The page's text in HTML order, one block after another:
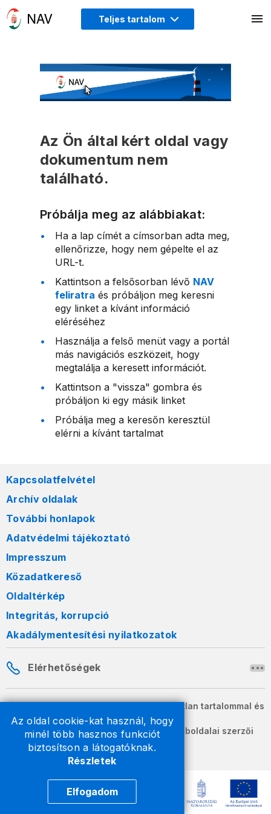
Az oldal cookie-kat használ, hogy
minél több hasznos funkciót
biztosítson a látogatóknak.
Részletek
Elfogadom
Teljes tartalom
Az Ön által kért oldal vagy
dokumentum nem
található.
Próbálja meg az alábbiakat:
Ha a lap címét a címsorban adta meg,
ellenőrizze, hogy nem gépelte el az
URL-t.
Kattintson a felsősorban lévő NAV
feliratra és próbáljon meg keresni
egy linket a kívánt információ
eléréséhez
Használja a felső menüt vagy a portál
más navigációs eszközeit, hogy
megtalálja a keresett információt.
Kattintson a "vissza" gombra és
próbáljon ki egy másik linket
Próbálja meg a keresőn keresztül
elérni a kívánt tartalmat
Kapcsolatfelvétel
Archív oldalak
További honlapok
Adatvédelmi tájékoztató
Impresszum
Közadatkereső
Oldaltérkép
Integritás, korrupció
Akadálymentesítési nyilatkozatok
Elérhetőségek
A honlapon szereplő információk változatlan tartalommal és
formában szabadon terjeszthetők.
2026 © A Nemzeti Adó- és Vámhivatal weboldalai szerzői
jogvédelem alatt állnak.